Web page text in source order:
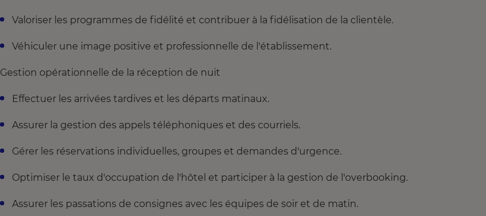
Valoriser les programmes de fidélité et contribuer à la fidélisation de la clientèle.
Véhiculer une image positive et professionnelle de l'établissement.
Gestion opérationnelle de la réception de nuit
Effectuer les arrivées tardives et les départs matinaux.
Assurer la gestion des appels téléphoniques et des courriels.
Gérer les réservations individuelles, groupes et demandes d'urgence.
Optimiser le taux d'occupation de l'hôtel et participer à la gestion de l'overbooking.
Assurer les passations de consignes avec les équipes de soir et de matin.